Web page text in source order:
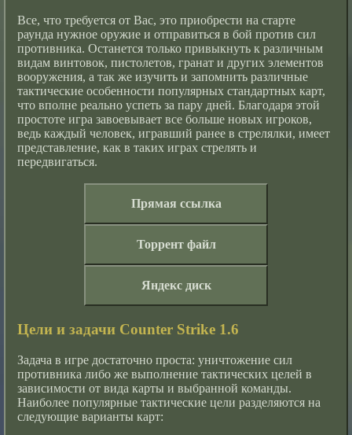
Все, что требуется от Вас, это приобрести на старте
раунда нужное оружие и отправиться в бой против сил
противника. Останется только привыкнуть к различным
видам винтовок, пистолетов, гранат и других элементов
вооружения, а так же изучить и запомнить различные
тактические особенности популярных стандартных карт,
что вполне реально успеть за пару дней. Благодаря этой
простоте игра завоевывает все больше новых игроков,
ведь каждый человек, игравший ранее в стрелялки, имеет
представление, как в таких играх стрелять и
передвигаться.
Прямая ссылка
Торрент файл
Яндекс диск
Цели и задачи Counter Strike 1.6
Задача в игре достаточно проста: уничтожение сил
противника либо же выполнение тактических целей в
зависимости от вида карты и выбранной команды.
Наиболее популярные тактические цели разделяются на
следующие варианты карт: